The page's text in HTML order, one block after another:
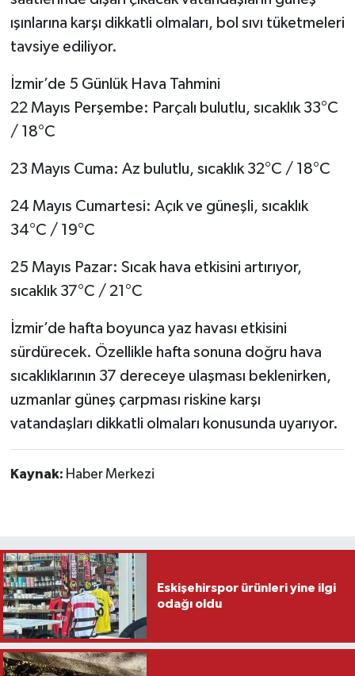
ışınlarına karşı dikkatli olmaları, bol sıvı tüketmeleri
tavsiye ediliyor.
İzmir’de 5 Günlük Hava Tahmini
22 Mayıs Perşembe: Parçalı bulutlu, sıcaklık 33°C
/ 18°C
23 Mayıs Cuma: Az bulutlu, sıcaklık 32°C / 18°C
24 Mayıs Cumartesi: Açık ve güneşli, sıcaklık
34°C / 19°C
25 Mayıs Pazar: Sıcak hava etkisini artırıyor,
sıcaklık 37°C / 21°C
İzmir’de hafta boyunca yaz havası etkisini
sürdürecek. Özellikle hafta sonuna doğru hava
sıcaklıklarının 37 dereceye ulaşması beklenirken,
uzmanlar güneş çarpması riskine karşı
vatandaşları dikkatli olmaları konusunda uyarıyor.
Kaynak: Haber Merkezi
Eskişehirspor ürünleri yine ilgi
odağı oldu